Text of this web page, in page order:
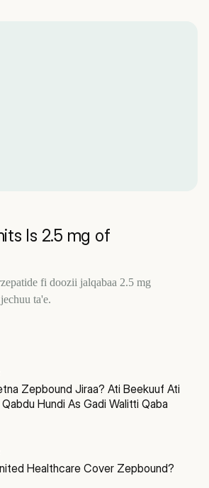
Is 2.5 mg of
fi doozii jalqabaa 2.5 mg
ta'e.
Zepbound Jiraa? Ati Beekuuf Ati
Hundi As Gadi Walitti Qaba
Healthcare Cover Zepbound?